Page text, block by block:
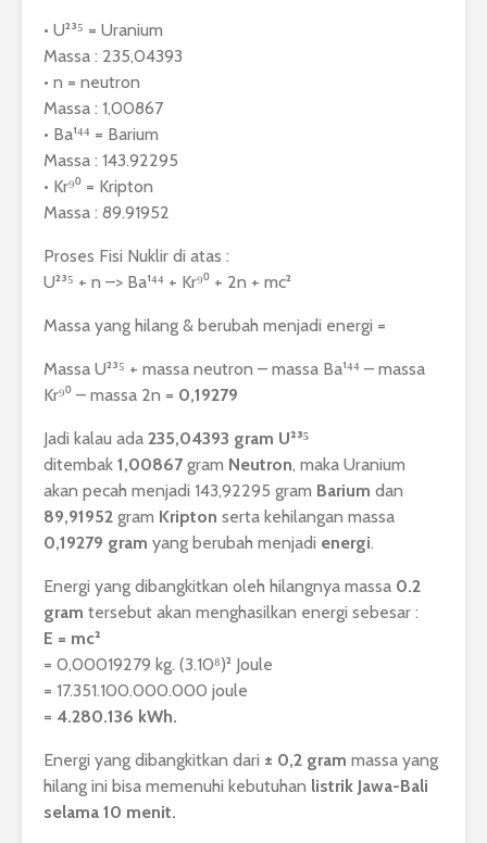
• U²³⁵ = Uranium
Massa : 235,04393
• n = neutron
Massa : 1,00867
• Ba¹⁴⁴ = Barium
Massa : 143.92295
• Kr⁹⁰ = Kripton
Massa : 89.91952
Proses Fisi Nuklir di atas :
U²³⁵ + n –> Ba¹⁴⁴ + Kr⁹⁰ + 2n + mc²
Massa yang hilang & berubah menjadi energi =
Massa U²³⁵ + massa neutron – massa Ba¹⁴⁴ – massa
Kr⁹⁰ – massa 2n = 0,19279
Jadi kalau ada 235,04393 gram U²³⁵
ditembak 1,00867 gram Neutron, maka Uranium
akan pecah menjadi 143,92295 gram Barium dan
89,91952 gram Kripton serta kehilangan massa
0,19279 gram yang berubah menjadi energi.
Energi yang dibangkitkan oleh hilangnya massa 0.2
gram tersebut akan menghasilkan energi sebesar :
E = mc²
= 0,00019279 kg. (3.10⁸)² Joule
= 17.351.100.000.000 joule
= 4.280.136 kWh.
Energi yang dibangkitkan dari ± 0,2 gram massa yang
hilang ini bisa memenuhi kebutuhan listrik Jawa-Bali
selama 10 menit.